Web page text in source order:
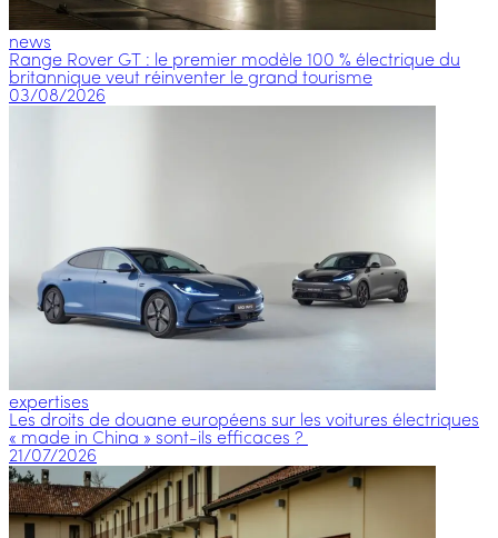
news
Range Rover GT : le premier modèle 100 % électrique du
britannique veut réinventer le grand tourisme
03/08/2026
expertises
Les droits de douane européens sur les voitures électriques
« made in China » sont-ils efficaces ?
21/07/2026